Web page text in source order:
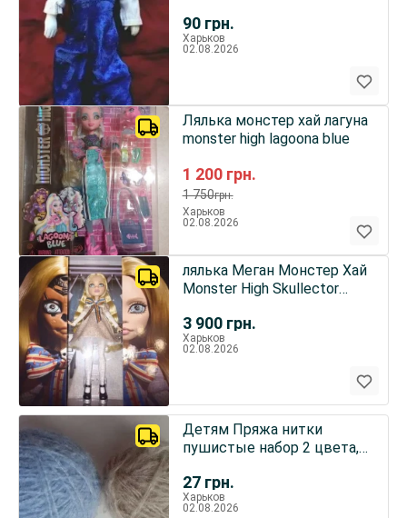
90 грн.
Харьков
02.08.2026
1 200 грн.
1 750грн.
Лялька монстер хай лагуна
monster high lagoona blue
Харьков
02.08.2026
3 900 грн.
лялька Меган Монстер Хай
Monster High Skullector
Харьков
02.08.2026
27 грн.
Детям Пряжа нитки
пушистые набор 2 цвета,
бежевый, общий вес 80
грамм Для рукоделия
Харьков
02.08.2026